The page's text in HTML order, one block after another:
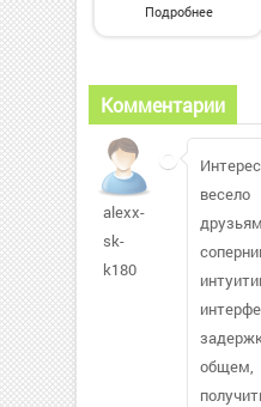
Подробнее
Комментарии
alexx-
sk-
k180